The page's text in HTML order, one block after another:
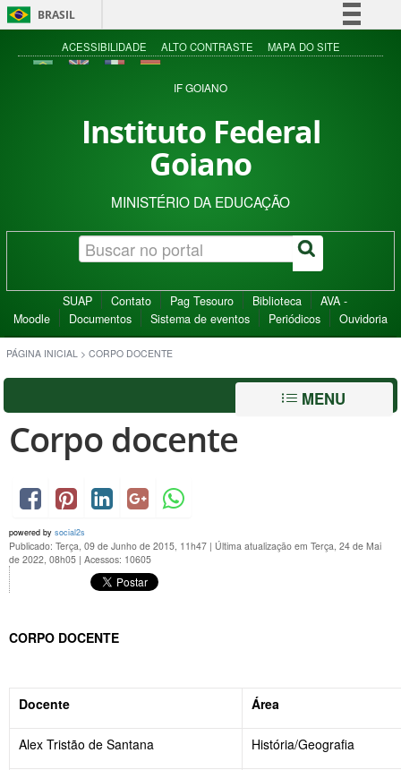
BRASIL
Simplifique!
Acesso à informação
ACESSIBILIDADE ALTO CONTRASTE MAPA DO SITE
IF GOIANO
Instituto Federal
Goiano
MINISTÉRIO DA EDUCAÇÃO
SUAP Contato Pag Tesouro Biblioteca
AVA -
Moodle
Documentos Sistema de eventos Periódicos Ouvidoria
PÁGINA INICIAL > CORPO DOCENTE
MENU
Corpo docente
powered by social2s
Publicado: Terça, 09 de Junho de 2015, 11h47 | Última atualização em Terça, 24 de Mai
de 2022, 08h05 | Acessos: 10605
CORPO DOCENTE
Docente Área
Alex Tristão de Santana História/Geografia